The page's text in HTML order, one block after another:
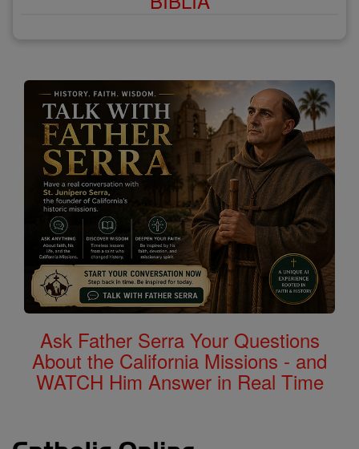
Ask Father Serra Your Questions
About the California Missions - and
WATCH Him Answer in Real Time